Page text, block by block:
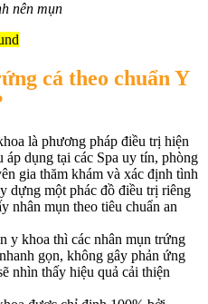
nên mụn
cá theo chuẩn Y
là phương pháp điều trị hiện
áp dụng tại các Spa uy tín, phòng
gia thăm khám và xác định tình
dựng một phác đồ điều trị riêng
nhân mụn theo tiêu chuẩn an
y khoa thì các nhân mụn trứng
gọn, không gây phản ứng
nhìn thấy hiệu quả cải thiện